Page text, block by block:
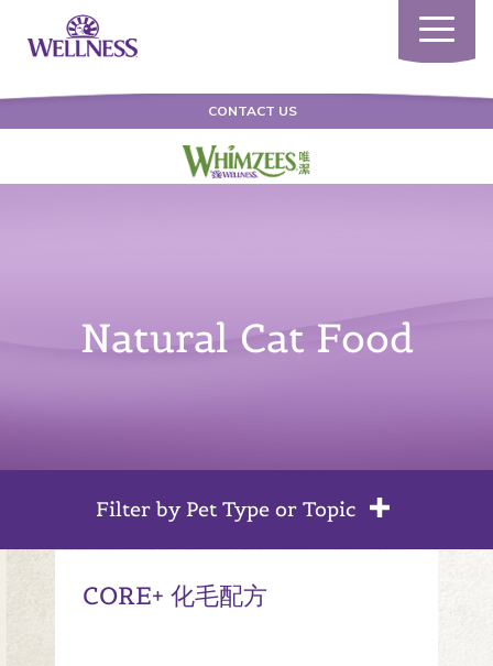
Toggle
CONTACT US
Natural Cat Food
Filter by Pet Type or Topic
CORE+ 化毛配方